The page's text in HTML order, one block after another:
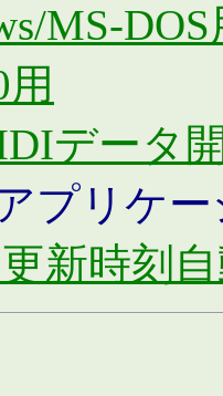
MS-DOS
データ
プリケ
新時刻